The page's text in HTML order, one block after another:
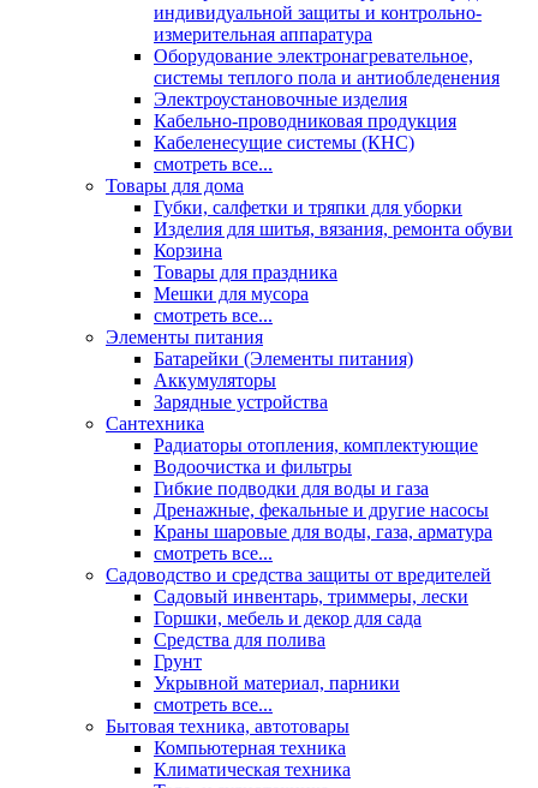
индивидуальной защиты и контрольно-
измерительная аппаратура
Оборудование электронагревательное,
системы теплого пола и антиобледенения
Электроустановочные изделия
Кабельно-проводниковая продукция
Кабеленесущие системы (КНС)
смотреть все...
Товары для дома
Губки, салфетки и тряпки для уборки
Изделия для шитья, вязания, ремонта обуви
Корзина
Товары для праздника
Мешки для мусора
смотреть все...
Элементы питания
Батарейки (Элементы питания)
Аккумуляторы
Зарядные устройства
Сантехника
Радиаторы отопления, комплектующие
Водоочистка и фильтры
Гибкие подводки для воды и газа
Дренажные, фекальные и другие насосы
Краны шаровые для воды, газа, арматура
смотреть все...
Садоводство и средства защиты от вредителей
Садовый инвентарь, триммеры, лески
Горшки, мебель и декор для сада
Средства для полива
Грунт
Укрывной материал, парники
смотреть все...
Бытовая техника, автотовары
Компьютерная техника
Климатическая техника